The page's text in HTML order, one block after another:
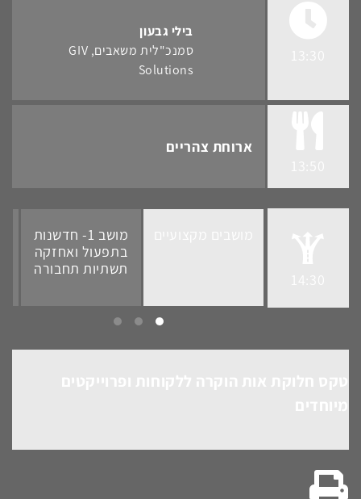
בילי גבעון
סמנכ"לית משאבים GIV
Solutions
ארוחת צהריים
מושב 1- חדשנות
בתפעול ואחזקה
תשתיות תחבורה